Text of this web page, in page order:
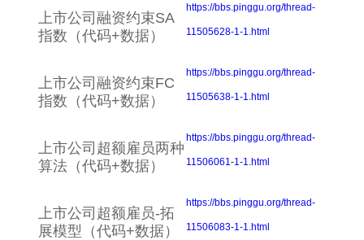
上市公司融资约束SA
指数（代码+数据）
https://bbs.pinggu.org/thread-
11505628-1-1.html
上市公司融资约束FC
指数（代码+数据）
https://bbs.pinggu.org/thread-
11505638-1-1.html
上市公司超额雇员两种
算法（代码+数据）
https://bbs.pinggu.org/thread-
11506061-1-1.html
上市公司超额雇员-拓
展模型（代码+数据）
https://bbs.pinggu.org/thread-
11506083-1-1.html